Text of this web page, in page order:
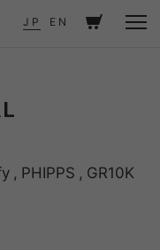
JP EN
, PHIPPS , GR10K ~
PHIPPS , GR10K